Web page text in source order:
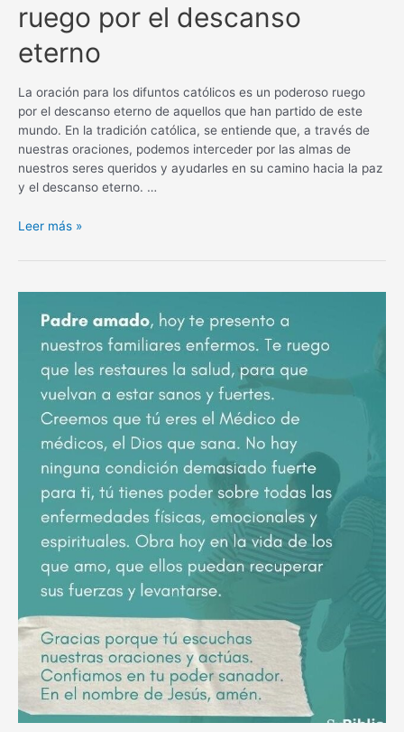
ruego por el descanso
eterno
La oración para los difuntos católicos es un poderoso ruego
por el descanso eterno de aquellos que han partido de este
mundo. En la tradición católica, se entiende que, a través de
nuestras oraciones, podemos interceder por las almas de
nuestros seres queridos y ayudarles en su camino hacia la paz
y el descanso eterno. …
Oración
los
poderoso
descanso
Leer más »